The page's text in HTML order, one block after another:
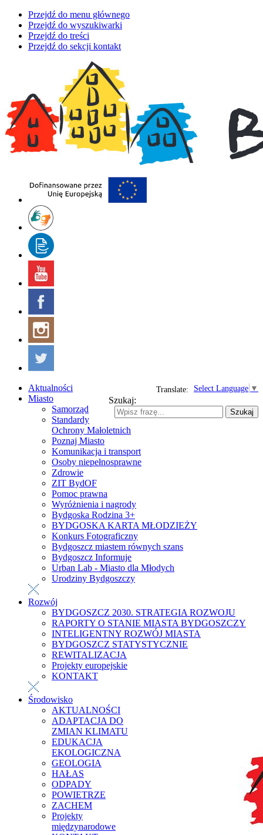
Przejdź do menu głównego
Przejdź do wyszukiwarki
Przejdź do treści
Przejdź do sekcji kontakt
Select Language ▼
Translate:
Szukaj:
Szukaj
Aktualności
Miasto
Samorząd
Standardy
Ochrony Małoletnich
Poznaj Miasto
Komunikacja i transport
Osoby niepełnosprawne
Zdrowie
ZIT BydOF
Pomoc prawna
Wyróżnienia i nagrody
Bydgoska Rodzina 3+
BYDGOSKA KARTA MŁODZIEŻY
Konkurs Fotograficzny
Bydgoszcz miastem równych szans
Bydgoszcz Informuje
Urban Lab - Miasto dla Młodych
Urodziny Bydgoszczy
Rozwój
BYDGOSZCZ 2030. STRATEGIA ROZWOJU
RAPORTY O STANIE MIASTA BYDGOSZCZY
INTELIGENTNY ROZWÓJ MIASTA
BYDGOSZCZ STATYSTYCZNIE
REWITALIZACJA
Projekty europejskie
KONTAKT
Środowisko
AKTUALNOŚCI
ADAPTACJA DO
ZMIAN KLIMATU
EDUKACJA
EKOLOGICZNA
GEOLOGIA
HAŁAS
ODPADY
POWIETRZE
ZACHEM
Projekty
międzynarodowe